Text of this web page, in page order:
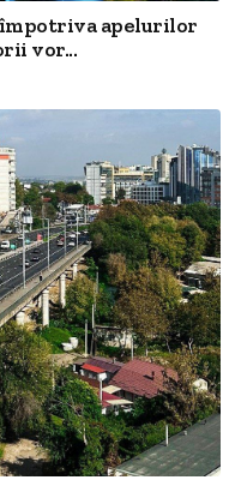
apelurilor
vor...